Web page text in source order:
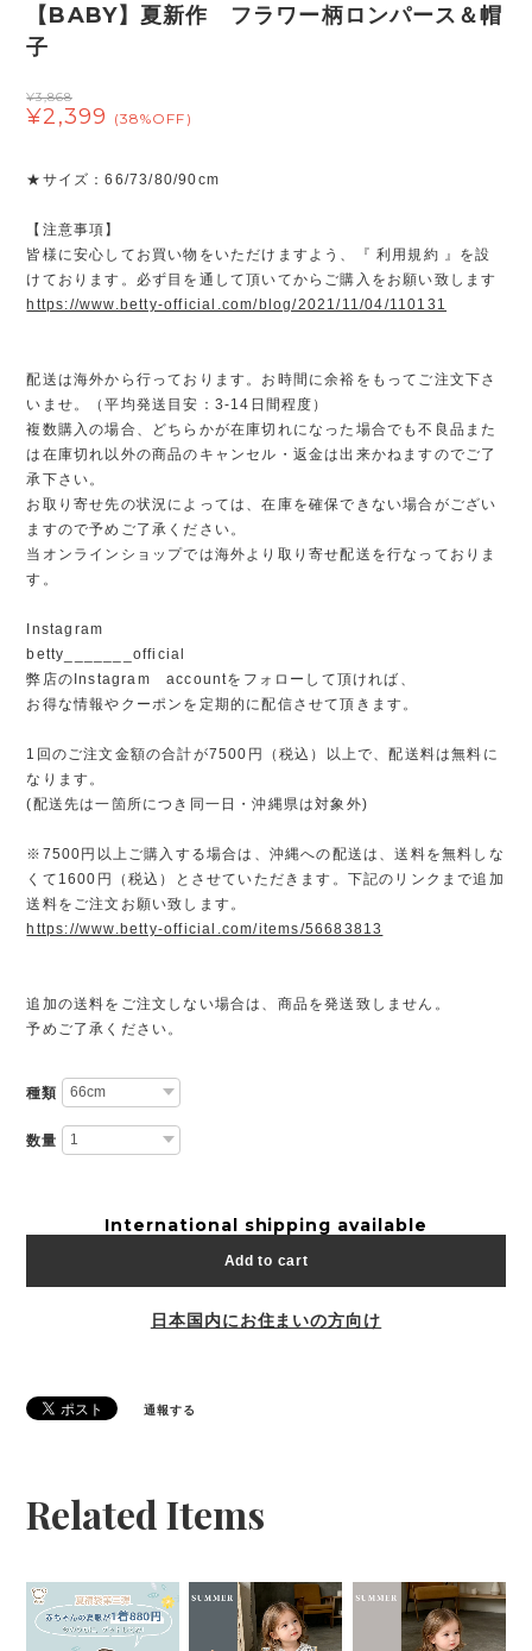
【BABY】夏新作 フラワー柄ロンパース＆帽
子
¥3,868
¥2,399 (38%OFF)
★サイズ：66/73/80/90cm
【注意事項】
皆様に安心してお買い物をいただけますよう、『 利用規約 』を設
けております。必ず目を通して頂いてからご購入をお願い致します
https://www.betty-official.com/blog/2021/11/04/110131
配送は海外から行っております。お時間に余裕をもってご注文下さ
いませ。（平均発送目安：3-14日間程度）
複数購入の場合、どちらかが在庫切れになった場合でも不良品また
は在庫切れ以外の商品のキャンセル・返金は出来かねますのでご了
承下さい。
お取り寄せ先の状況によっては、在庫を確保できない場合がござい
ますので予めご了承ください。
当オンラインショップでは海外より取り寄せ配送を行なっておりま
す。
Instagram
betty_______official
弊店のInstagram accountをフォローして頂ければ、
お得な情報やクーポンを定期的に配信させて頂きます。
1回のご注文金額の合計が7500円（税込）以上で、配送料は無料に
なります。
(配送先は一箇所につき同一日・沖縄県は対象外)
※7500円以上ご購入する場合は、沖縄への配送は、送料を無料しな
くて1600円（税込）とさせていただきます。下記のリンクまで追加
送料をご注文お願い致します。
https://www.betty-official.com/items/56683813
追加の送料をご注文しない場合は、商品を発送致しません。
予めご了承ください。
種類
数量
International shipping available
Add to cart
日本国内にお住まいの方向け
通報する
Related Items